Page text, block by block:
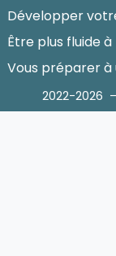
Développer
Être plus fluide à
Vous préparer
2022-2026